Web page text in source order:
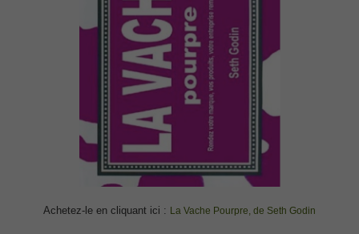
Achetez-le en cliquant ici : La Vache Pourpre, de Seth Godin